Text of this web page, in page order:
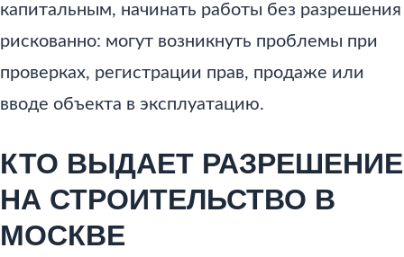
капитальным, начинать работы без разрешения
рискованно: могут возникнуть проблемы при
проверках, регистрации прав, продаже или
вводе объекта в эксплуатацию.
КТО ВЫДАЕТ РАЗРЕШЕНИЕ
НА СТРОИТЕЛЬСТВО В
МОСКВЕ